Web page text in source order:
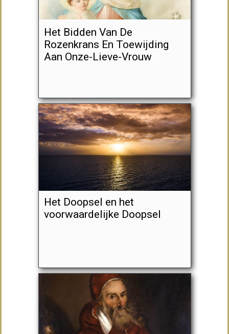
Het Bidden Van De
Rozenkrans En Toewijding
Aan Onze-Lieve-Vrouw
Het Doopsel en het
voorwaardelijke Doopsel